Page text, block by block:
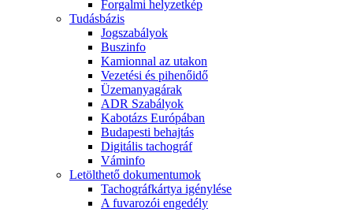
Forgalmi helyzetkép
Tudásbázis
Jogszabályok
Buszinfo
Kamionnal az utakon
Vezetési és pihenőidő
Üzemanyagárak
ADR Szabályok
Kabotázs Európában
Budapesti behajtás
Digitális tachográf
Váminfo
Letölthető dokumentumok
Tachográfkártya igénylése
A fuvarozói engedély